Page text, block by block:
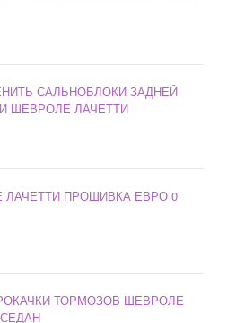
САЛЬНОБЛОКИ ЗАДНЕЙ
ШЕВРОЛЕ ЛАЧЕТТИ
ЛАЧЕТТИ ПРОШИВКА ЕВРО 0
ТОРМОЗОВ ШЕВРОЛЕ